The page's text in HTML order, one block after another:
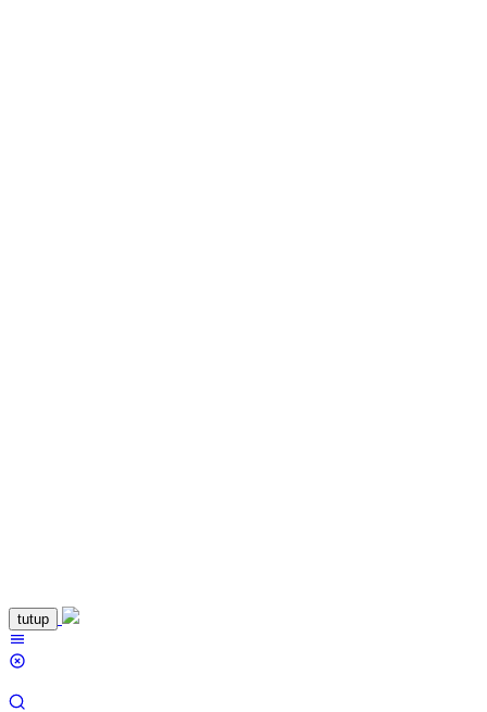
Loncat
ke
konten
tutup